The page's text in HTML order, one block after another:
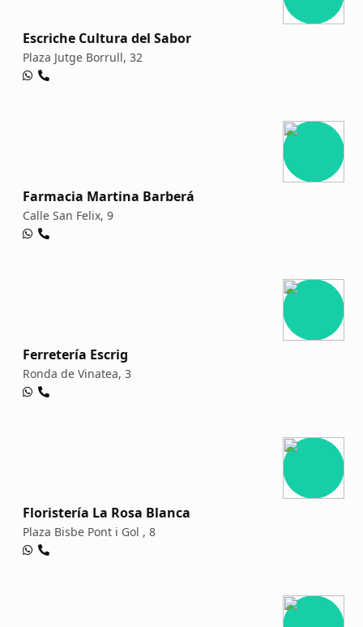
Escriche Cultura del Sabor
Plaza Jutge Borrull, 32
Farmacia Martina Barberá
Calle San Felix, 9
Ferretería Escrig
Ronda de Vinatea, 3
Floristería La Rosa Blanca
Plaza Bisbe Pont i Gol , 8